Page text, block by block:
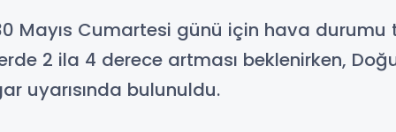
Mayıs Cumartesi günü için hava durumu
2 ila 4 derece artması beklenirken,
uyarısında bulunuldu.